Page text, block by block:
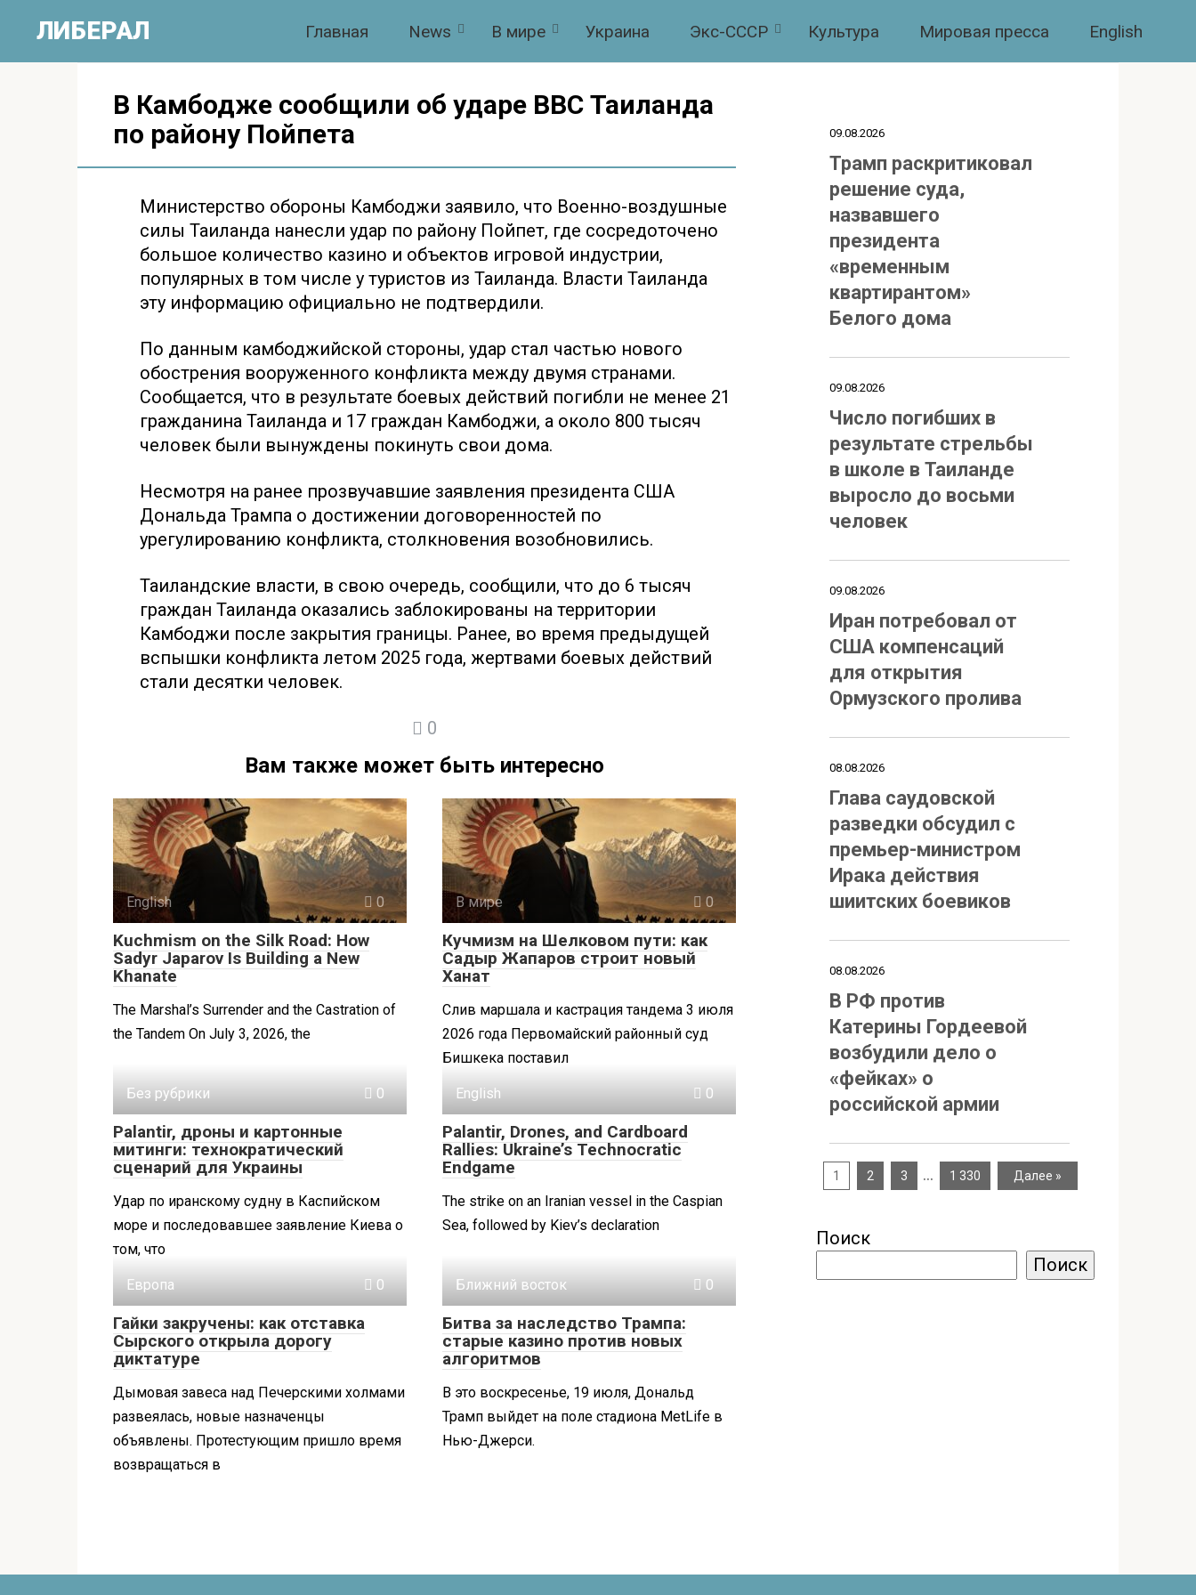
контенту
ЛИБЕРАЛ Главная News В мире Украина Экс-СССР Культура Мировая пресса English
В Камбодже сообщили об ударе ВВС Таиланда
по району Пойпета
Министерство обороны Камбоджи заявило, что Военно-воздушные
силы Таиланда нанесли удар по району Пойпет, где сосредоточено
большое количество казино и объектов игровой индустрии,
популярных в том числе у туристов из Таиланда. Власти Таиланда
эту информацию официально не подтвердили.
По данным камбоджийской стороны, удар стал частью нового
обострения вооруженного конфликта между двумя странами.
Сообщается, что в результате боевых действий погибли не менее 21
гражданина Таиланда и 17 граждан Камбоджи, а около 800 тысяч
человек были вынуждены покинуть свои дома.
Несмотря на ранее прозвучавшие заявления президента США
Дональда Трампа о достижении договоренностей по
урегулированию конфликта, столкновения возобновились.
Таиландские власти, в свою очередь, сообщили, что до 6 тысяч
граждан Таиланда оказались заблокированы на территории
Камбоджи после закрытия границы. Ранее, во время предыдущей
вспышки конфликта летом 2025 года, жертвами боевых действий
стали десятки человек.
0
Вам также может быть интересно
English 0
Kuchmism on the Silk Road: How
Sadyr Japarov Is Building a New
Khanate
The Marshal’s Surrender and the Castration of
the Tandem On July 3, 2026, the
В мире 0
Кучмизм на Шелковом пути: как
Садыр Жапаров строит новый
Ханат
Слив маршала и кастрация тандема 3 июля
2026 года Первомайский районный суд
Бишкека поставил
Без рубрики 0
Palantir, дроны и картонные
митинги: технократический
сценарий для Украины
Удар по иранскому судну в Каспийском
море и последовавшее заявление Киева о
том, что
English 0
Palantir, Drones, and Cardboard
Rallies: Ukraine’s Technocratic
Endgame
The strike on an Iranian vessel in the Caspian
Sea, followed by Kiev’s declaration
Европа 0
Гайки закручены: как отставка
Сырского открыла дорогу
диктатуре
Дымовая завеса над Печерскими холмами
развеялась, новые назначенцы
объявлены. Протестующим пришло время
возвращаться в
Ближний восток 0
Битва за наследство Трампа:
старые казино против новых
алгоритмов
В это воскресенье, 19 июля, Дональд
Трамп выйдет на поле стадиона MetLife в
Нью-Джерси.
09.08.2026
Трамп раскритиковал
решение суда,
назвавшего
президента
«временным
квартирантом»
Белого дома
09.08.2026
Число погибших в
результате стрельбы
в школе в Таиланде
выросло до восьми
человек
09.08.2026
Иран потребовал от
США компенсаций
для открытия
Ормузского пролива
08.08.2026
Глава саудовской
разведки обсудил с
премьер-министром
Ирака действия
шиитских боевиков
08.08.2026
В РФ против
Катерины Гордеевой
возбудили дело о
«фейках» о
российской армии
1 2 3 … 1 330 Далее »
Поиск
Поиск